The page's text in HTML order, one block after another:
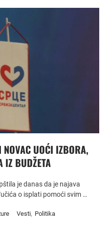
UOĆI IZBORA,
IZ BUDŽETA
je danas da je najava
o isplati pomoći svim …
Vesti, Politika